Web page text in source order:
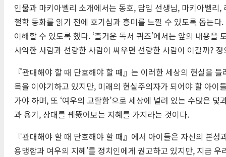
인물과 마키아벨리 소개에서는 동호, 담임 선생님, 마키아벨
철학 동화를 읽기 전에 호기심과 흥미를 느낄 수 있도록 돕는
이해할 수 있도록 했다. ‘즐거운 독서 퀴즈’에서는 앞의 내용
사악한 사람과 선량한 사람이 싸우면 선량한 사람이 이길까?
『관대해야 할 때 단호해야 할 때』는 이러한 세상의 현실을
목을 이야기하고 있지만, 미래의 현실주의자가 되어야 할 아이
가야 하며, 또 ‘여우의 교활함’으로 세상에 널려 있는 수많은
과 용기, 상대를 꿰뚫어보는 지혜를 가지라는 것이다.
『관대해야 할 때 단호해야 할 때』에서 아이들은 자신의 본
용맹함과 여우의 지혜’를 정치인에게 권고하고 있지만, 지금